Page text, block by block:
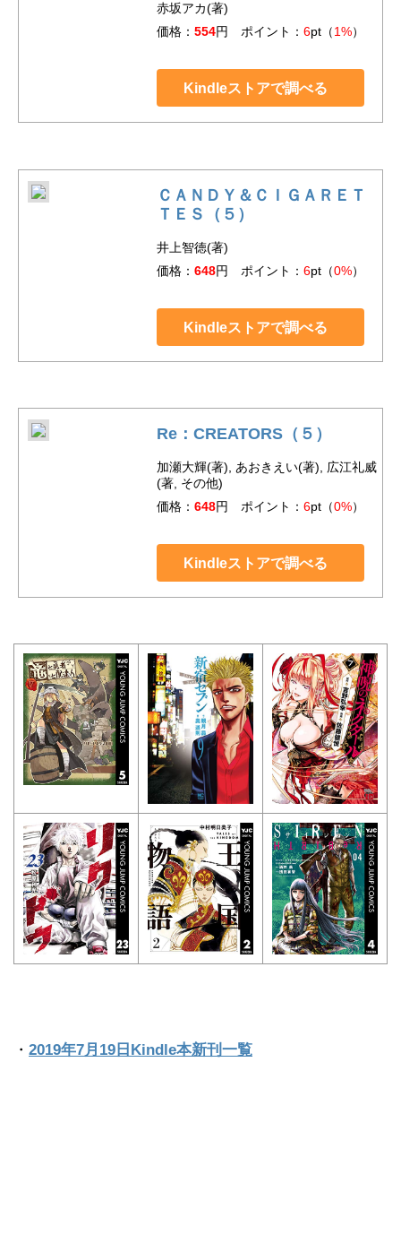
赤坂アカ(著)
価格： 554円 ポイント： 6pt（1%）
Kindleストアで調べる
ＣＡＮＤＹ＆ＣＩＧＡＲＥＴ
ＴＥＳ（５）
井上智徳(著)
価格： 648円 ポイント： 6pt（0%）
Kindleストアで調べる
Re：CREATORS（５）
加瀬大輝(著), あおきえい(著), 広江礼威
(著, その他)
価格： 648円 ポイント： 6pt（0%）
Kindleストアで調べる
・ 2019年7月19日Kindle本新刊一覧